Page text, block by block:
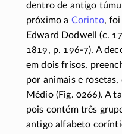
dentro de antigo
próximo a Corinto, foi
Edward Dodwell (c.
1819, p. 196-7). A
em dois frisos,
por animais e
Médio (Fig. 0266). A
pois contém três
antigo alfabeto